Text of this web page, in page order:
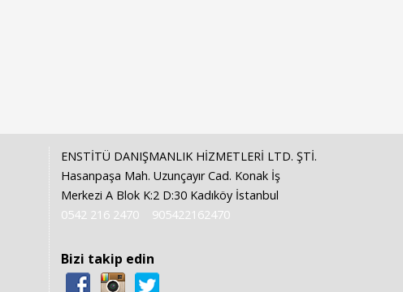
ENSTİTÜ DANIŞMANLIK HİZMETLERİ LTD. ŞTİ.
Hasanpaşa Mah. Uzunçayır Cad. Konak İş
Merkezi A Blok K:2 D:30 Kadıköy İstanbul
0542 216 2470
905422162470
Bizi takip edin